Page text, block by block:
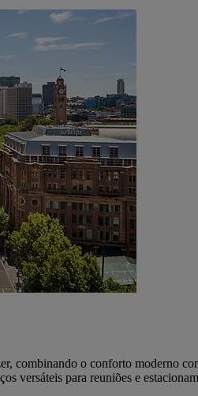
combinando o conforto moderno
versáteis para reuniões e